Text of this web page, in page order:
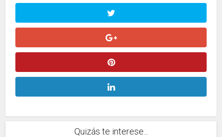
Quizás te interese...